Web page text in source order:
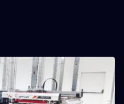
运行、生产效益高、操